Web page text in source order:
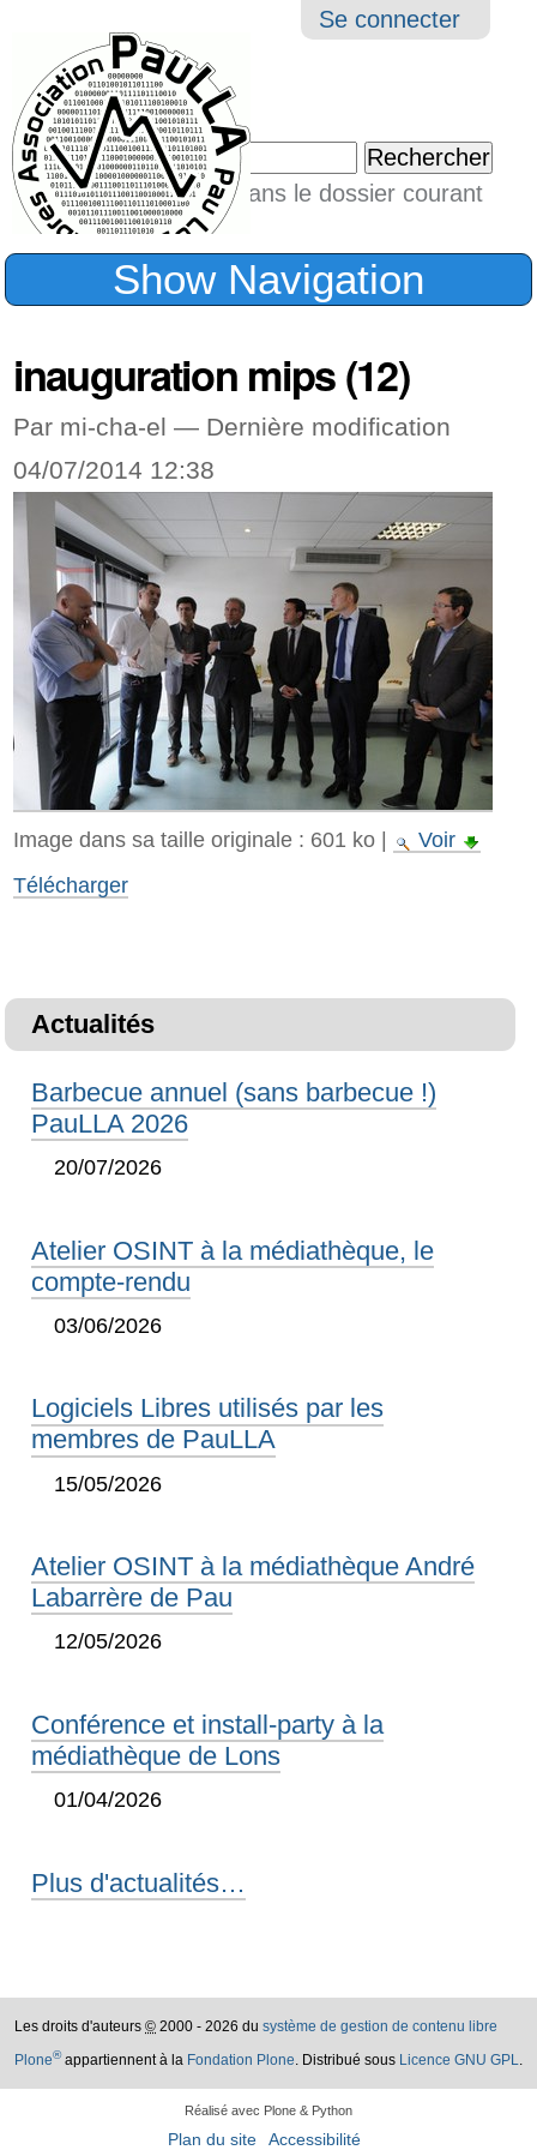
Outils
Se connecter
Chercher par
Seulement dans le dossier courant
Recherche
Show Navigation
inauguration mips (12)
Par mi-cha-el — Dernière modification
04/07/2014 12:38
Image dans sa taille originale : 601 ko|
Voir
Télécharger
Actualités
Barbecue annuel (sans barbecue !)
PauLLA 2026
20/07/2026
Atelier OSINT à la médiathèque, le
compte-rendu
03/06/2026
Logiciels Libres utilisés par les
membres de PauLLA
15/05/2026
Atelier OSINT à la médiathèque André
Labarrère de Pau
12/05/2026
Conférence et install-party à la
médiathèque de Lons
01/04/2026
Plus d'actualités…
Les droits d'auteurs © 2000 - 2026 du système de gestion de contenu libre
Plone®appartiennent à la Fondation Plone. Distribué sous Licence GNU GPL.
Réalisé avec Plone & Python
Plan du site Accessibilité